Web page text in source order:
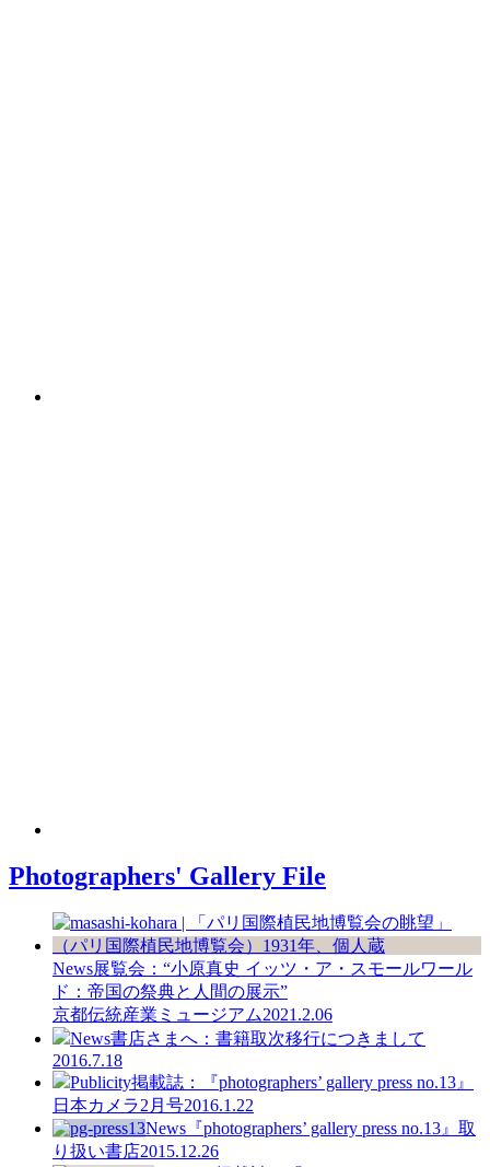
Photographers' Gallery File
News展覧会：“小原真史 イッツ・ア・スモールワール
ド：帝国の祭典と人間の展示”
京都伝統産業ミュージアム2021.2.06
News書店さまへ：書籍取次移行につきまして
2016.7.18
Publicity掲載誌：『photographers’ gallery press no.13』
日本カメラ2月号2016.1.22
News 『photographers’ gallery press no.13』取
り扱い書店2015.12.26